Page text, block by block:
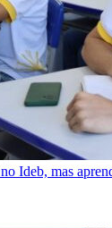
Ideb, mas